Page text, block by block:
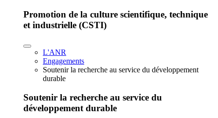
Promotion de la culture scientifique, technique
et industrielle (CSTI)
L'ANR
Engagements
Soutenir la recherche au service du développement
durable
Soutenir la recherche au service du
développement durable